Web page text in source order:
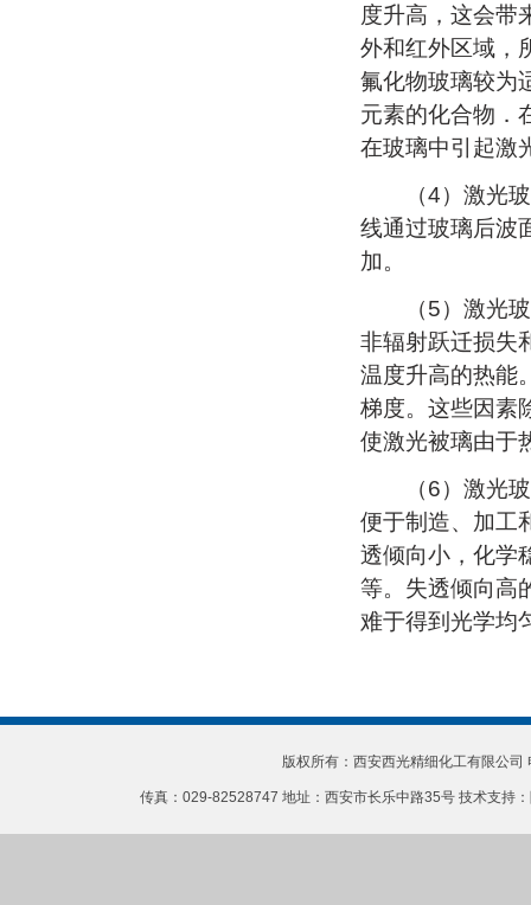
度升高，这会带
外和红外区域，
氟化物玻璃较为
元素的化合物．
在玻璃中引起激
（4）激光玻
线通过玻璃后波
加。
（5）激光玻
非辐射跃迁损失
温度升高的热能
梯度。这些因素
使激光被璃由于
（6）激光玻
便于制造、加工
透倾向小，化学
等。失透倾向高
难于得到光学均
版权所有：西安西光精细化工有限公
传真：029-82528747 地址：西安市长乐中路35号 技术支持：